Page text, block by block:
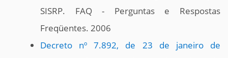
SISRP. FAQ - Perguntas e Respostas
Freqüentes. 2006
Decreto nº 7.892, de 23 de janeiro de